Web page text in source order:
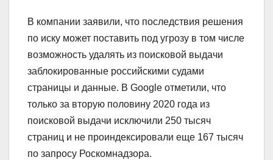
В компании заявили, что последствия решения
по иску может поставить под угрозу в том числе
возможность удалять из поисковой выдачи
заблокированные российскими судами
страницы и данные. В Google отметили, что
только за вторую половину 2020 года из
поисковой выдачи исключили 250 тысяч
страниц и не проиндексировали еще 167 тысяч
по запросу Роскомнадзора.